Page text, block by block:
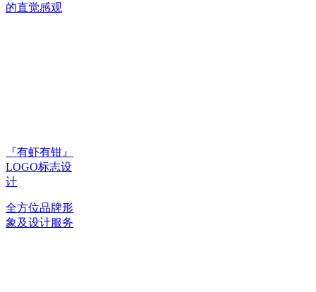
的直觉感观
『有虾有钳』
LOGO标志设
计
全方位品牌形
象及设计服务